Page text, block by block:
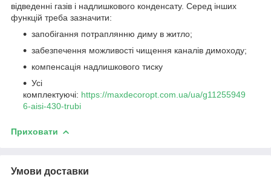
відведенні газів і надлишкового конденсату. Серед інших
функцій треба зазначити:
запобігання потраплянню диму в житло;
забезпечення можливості чищення каналів димоходу;
компенсація надлишкового тиску
Усі
комплектуючі: https://maxdecoropt.com.ua/ua/g11255949
6-aisi-430-trubi
Приховати
Умови доставки